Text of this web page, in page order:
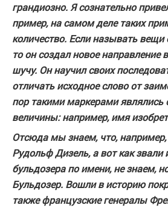
грандиозно. Я сознательно
пример, на самом деле таких
количество. Если называть
то он создал новое направление
шучу. Он научил своих
отличать исходное слово от
пор такими маркерами являлись
величины: например, имя
Отсюда мы знаем, что, например,
Рудольф Дизель, а вот как звали
бульдозера по имени, не знаем,
Бульдозер. Вошли в историю
также французские генералы